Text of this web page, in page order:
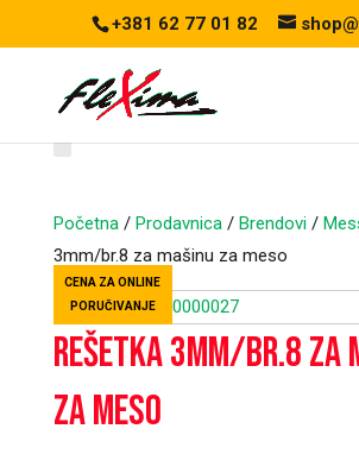
+381 62 77 01 82
Početna/ Prodavnica/ Brendovi/
3mm/br.8 za mašinu za meso
CENA ZA ONLINE
PORUČIVANJE
Rešetka 3mm/br.8 za
za meso